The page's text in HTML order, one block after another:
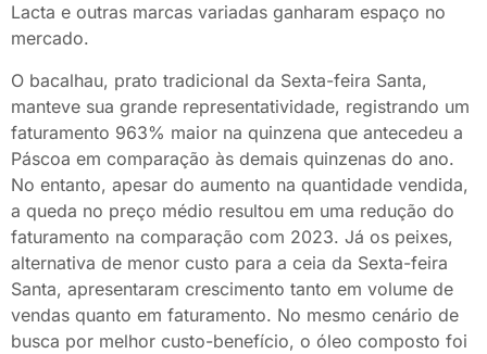
Lacta e outras marcas variadas ganharam espaço no
mercado.​
O bacalhau, prato tradicional da Sexta-feira Santa,
manteve sua grande representatividade, registrando um
faturamento 963% maior na quinzena que antecedeu a
Páscoa em comparação às demais quinzenas do ano.
No entanto, apesar do aumento na quantidade vendida,
a queda no preço médio resultou em uma redução do
faturamento na comparação com 2023. Já os peixes,
alternativa de menor custo para a ceia da Sexta-feira
Santa, apresentaram crescimento tanto em volume de
vendas quanto em faturamento. No mesmo cenário de
busca por melhor custo-benefício, o óleo composto foi